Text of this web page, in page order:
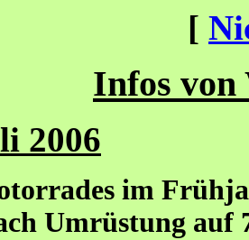
[
Infos von
2006
im
Umrüstung auf